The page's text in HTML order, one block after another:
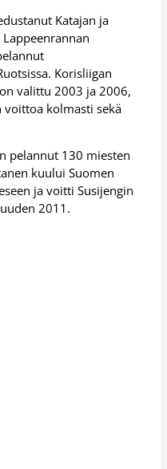
Katajan ja
Lappeenrannan
Korisliigan
valittu 2003 ja 2006,
kolmasti sekä
pelannut 130 miesten
kuului Suomen
ja voitti Susijengin
2011.